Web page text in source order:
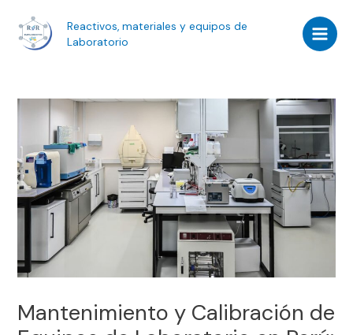
contenido
Reactivos, materiales y equipos de
Laboratorio
Main
Mantenimiento y Calibración de
de
entradas